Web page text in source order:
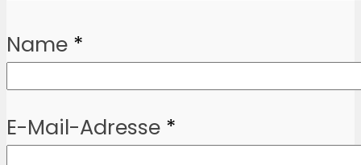
Name *
E-Mail-Adresse *